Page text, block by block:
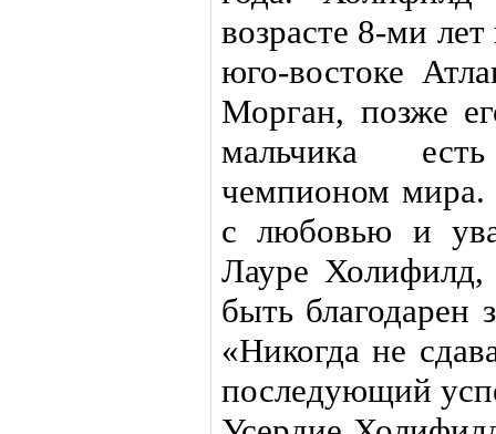
возрасте 8-ми
юго-востоке
Морган, позже
мальчика
чемпионом мира.
с любовью и
Лауре
быть благодарен
«Никогда не
последующий